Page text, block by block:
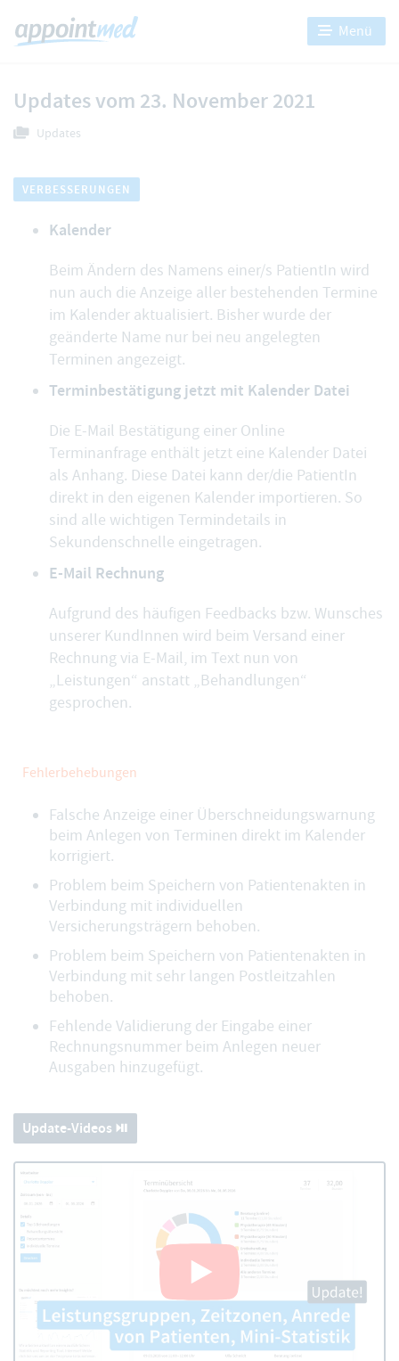
Menü
Updates vom 23. November 2021
Updates
VERBESSERUNGEN
Kalender
Beim Ändern des Namens einer/s PatientIn wird
nun auch die Anzeige aller bestehenden Termine
im Kalender aktualisiert. Bisher wurde der
geänderte Name nur bei neu angelegten
Terminen angezeigt.
Terminbestätigung jetzt mit Kalender Datei
Die E-Mail Bestätigung einer Online
Terminanfrage enthält jetzt eine Kalender Datei
als Anhang. Diese Datei kann der/die PatientIn
direkt in den eigenen Kalender importieren. So
sind alle wichtigen Termindetails in
Sekundenschnelle eingetragen.
E-Mail Rechnung
Aufgrund des häufigen Feedbacks bzw. Wunsches
unserer KundInnen wird beim Versand einer
Rechnung via E-Mail, im Text nun von
„Leistungen“ anstatt „Behandlungen“
gesprochen.
Fehlerbehebungen
Falsche Anzeige einer Überschneidungswarnung
beim Anlegen von Terminen direkt im Kalender
korrigiert.
Problem beim Speichern von Patientenakten in
Verbindung mit individuellen
Versicherungsträgern behoben.
Problem beim Speichern von Patientenakten in
Verbindung mit sehr langen Postleitzahlen
behoben.
Fehlende Validierung der Eingabe einer
Rechnungsnummer beim Anlegen neuer
Ausgaben hinzugefügt.
Update-Videos ⏯️